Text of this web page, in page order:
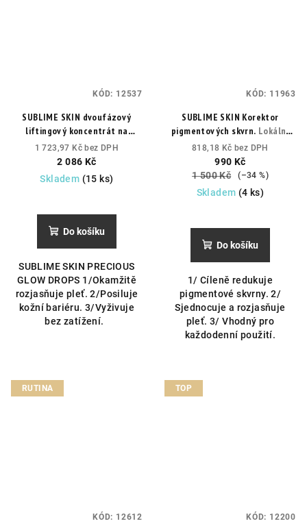
SUBLIME SKIN dvoufázový
liftingový koncentrát na
obličej.Rozjasňující kapky pro
výživu, pružnost a zdravý jas
pleti.
1 723,97 Kč bez DPH
2 086 Kč
Skladem (15 ks)
Do košíku
SUBLIME SKIN PRECIOUS
GLOW DROPS 1/Okamžitě
rozjasňuje pleť. 2/Posiluje
kožní bariéru. 3/Vyživuje
bez zatížení.
KÓD: 12537
SUBLIME SKIN Korektor
pigmentových skvrn. Lokální
péče s TRI-WHITE
COMPLEXEM™.
818,18 Kč bez DPH
990 Kč
1 500 Kč
(–34 %)
Skladem (4 ks)
Do košíku
1/ Cíleně redukuje
pigmentové skvrny. 2/
Sjednocuje a rozjasňuje
pleť. 3/ Vhodný pro
každodenní použití.
KÓD: 11963
RUTINA
KÓD: 12612
TOP
KÓD: 12200